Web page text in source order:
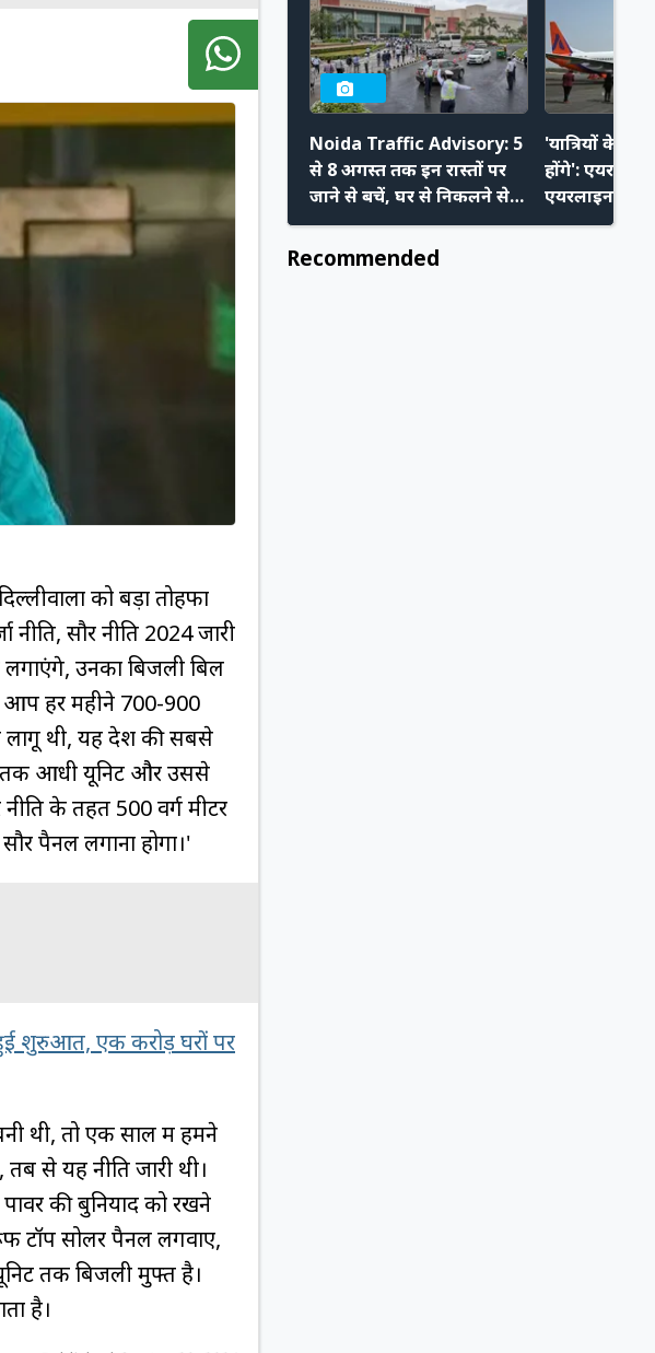
को बड़ा तोहफा
सौर नीति 2024 जारी
उनका बिजली बिल
आप हर महीने 700-900
थी, यह देश की सबसे
तक आधी यूनिट और उससे
के तहत 500 वर्ग मीटर
पैनल लगाना होगा।'
शुरुआत, एक करोड़ घरों पर
थी, तो एक साल में हमने
से यह नीति जारी थी।
की बुनियाद को रखने
टॉप सोलर पैनल लगवाए,
तक बिजली मुफ्त है।
है।
Noida Traffic Advisory: 5
से 8 अगस्त तक इन रास्तों पर
जाने से बचें, घर से निकलने से
पहले चेक करें ट्रैफिक
एडवाइजरी
'यात्रियों के
होंगे': एयरपोर्ट
एयरलाइन
बोले Akasa
Recommended